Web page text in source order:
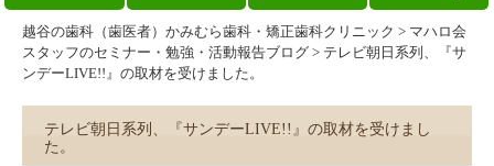
越谷の歯科（歯医者）かみむら歯科・矯正歯科クリニック > マハロ会
スタッフのセミナー・勉強・活動報告ブログ > テレビ朝日系列、『サ
ンデーLIVE!!』の取材を受けました。
テレビ朝日系列、『サンデーLIVE!!』の取材を受けまし
た。